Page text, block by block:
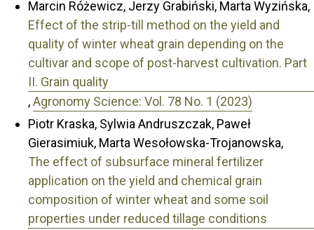
Marcin Różewicz, Jerzy Grabiński, Marta Wyzińska,
Effect of the strip-till method on the yield and
quality of winter wheat grain depending on the
cultivar and scope of post-harvest cultivation. Part
II. Grain quality
,Agronomy Science: Vol. 78 No. 1 (2023)
Piotr Kraska, Sylwia Andruszczak, Paweł
Gierasimiuk, Marta Wesołowska-Trojanowska,
The effect of subsurface mineral fertilizer
application on the yield and chemical grain
composition of winter wheat and some soil
properties under reduced tillage conditions